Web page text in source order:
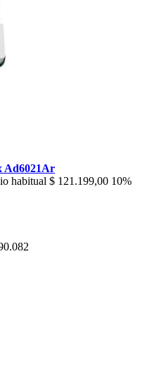
Ad6021Ar
habitual $ 121.199,00 10%